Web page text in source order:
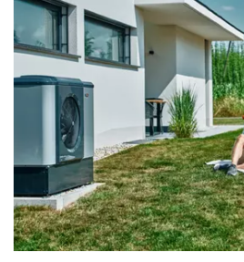
Wichtige Links
5 Jahre Garantie
Karriere
Privatkunden-Downloads